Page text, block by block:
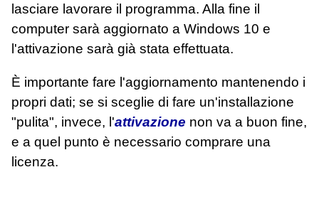
lasciare lavorare il programma. Alla fine il
computer sarà aggiornato a Windows 10 e
l'attivazione sarà già stata effettuata.
È importante fare l'aggiornamento mantenendo i
propri dati; se si sceglie di fare un'installazione
"pulita", invece, l'attivazione non va a buon fine,
e a quel punto è necessario comprare una
licenza.